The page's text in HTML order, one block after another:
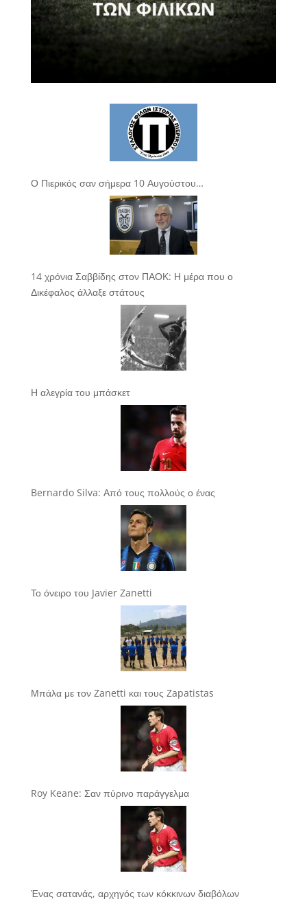
Ο Πιερικός σαν σήμερα 10 Αυγούστου…
14 χρόνια Σαββίδης στον ΠΑΟΚ: Η μέρα που ο
Δικέφαλος άλλαξε στάτους
Η αλεγρία του μπάσκετ
Bernardo Silva: Από τους πολλούς ο ένας
Το όνειρο του Javier Zanetti
Μπάλα με τον Zanetti και τους Zapatistas
Roy Keane: Σαν πύρινο παράγγελμα
Ένας σατανάς, αρχηγός των κόκκινων διαβόλων